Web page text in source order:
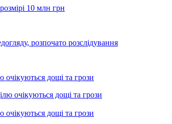
10 млн грн
розпочато розслідування
очікуються дощі та грози
очікуються дощі та грози